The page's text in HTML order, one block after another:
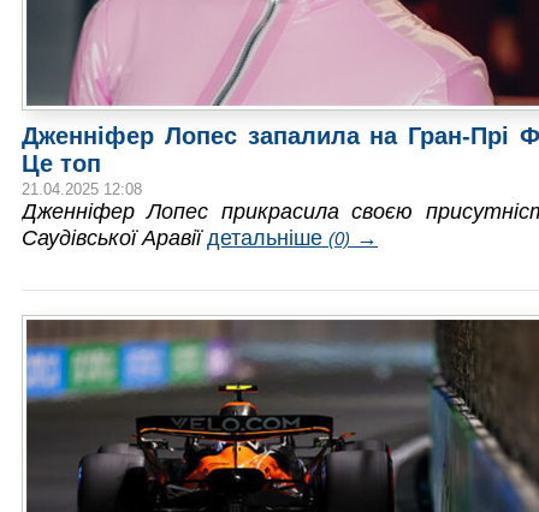
Дженніфер Лопес запалила на Гран-Прі
Це топ
21.04.2025 12:08
Дженніфер Лопес прикрасила своєю
Саудівської Аравії детальніше (0) →